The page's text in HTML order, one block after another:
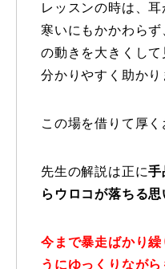
講師から選ぶ
コブレッスン参加のお客
レッスンの時は、耳
寒いにもかかわらず
の動きを大きくし
分かりやすく助かり
この場を借りて厚く
先生の解説は正に手
らウロコが落ちる思
今まで暴走ばかり
うにゆっくりながら